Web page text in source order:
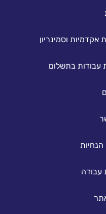
וסמינריון
עבודות בתשלום
עבודה